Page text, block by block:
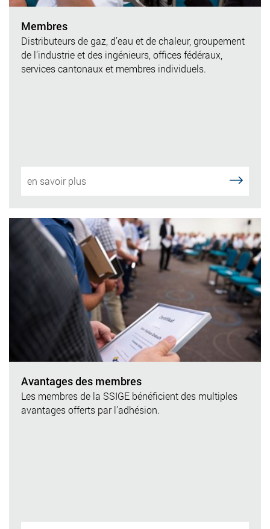
Membres
Distributeurs de gaz, d’eau et de chaleur, groupement
de l’industrie et des ingénieurs, offices fédéraux,
services cantonaux et membres individuels.
en savoir plus
Avantages des membres
Les membres de la SSIGE bénéficient des multiples
avantages offerts par l’adhésion.